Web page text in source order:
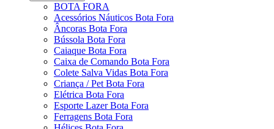
BOTA FORA
Acessórios Náuticos Bota Fora
Âncoras Bota Fora
Bússola Bota Fora
Caiaque Bota Fora
Caixa de Comando Bota Fora
Colete Salva Vidas Bota Fora
Criança / Pet Bota Fora
Elétrica Bota Fora
Esporte Lazer Bota Fora
Ferragens Bota Fora